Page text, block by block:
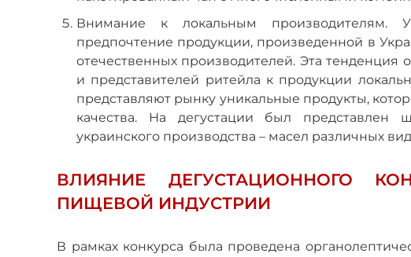
Внимание к локальным производителям.
предпочтение продукции, произведенной в
отечественных производителей. Эта тенденция
и представителей ритейла к продукции
представляют рынку уникальные продукты,
качества. На дегустации был представлен
украинского производства – масел различных
ВЛИЯНИЕ ДЕГУСТАЦИОННОГО
ПИЩЕВОЙ ИНДУСТРИИ
В рамках конкурса была проведена